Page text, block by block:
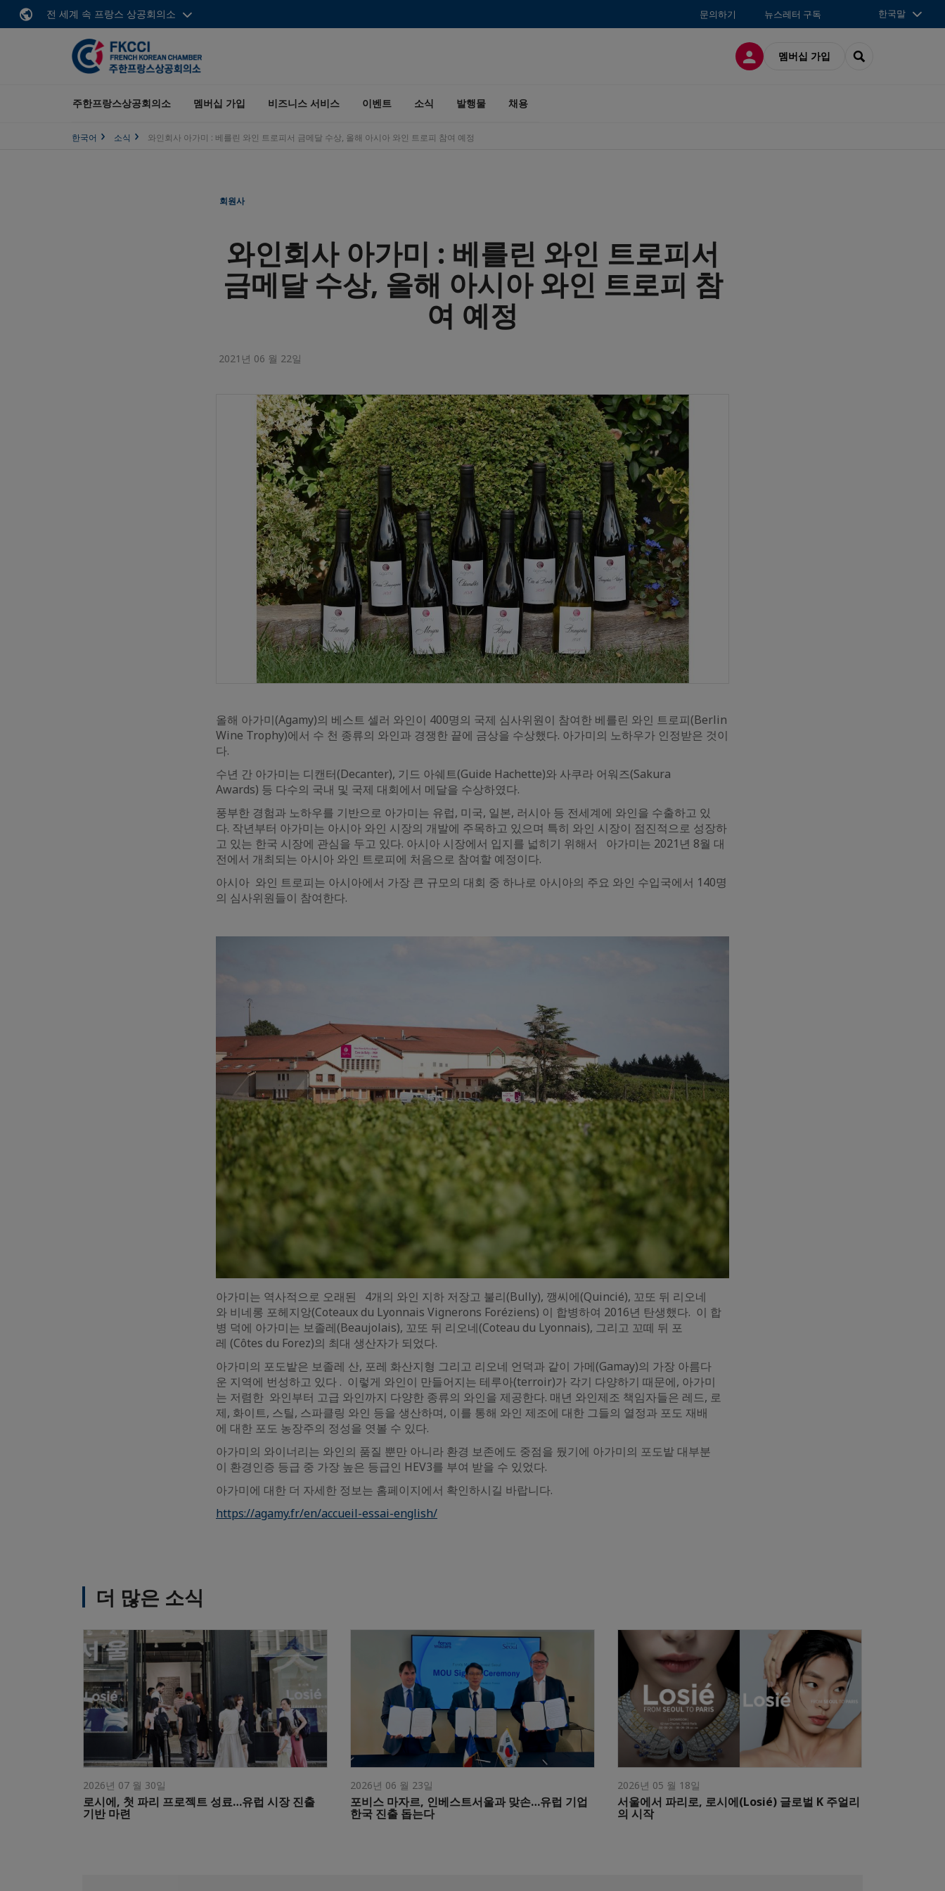
전 세계 속 프랑스 상공회의소 문의하기 뉴스레터 구독 한국말
접속 멤버십 가입 SEARCH
주한프랑스상공회의소 멤버십 가입 비즈니스 서비스 이벤트 소식 발행물 채용
한국어 소식 와인회사 아가미 : 베를린 와인 트로피서 금메달 수상, 올해 아시아 와인 트로피 참여 예정
회원사
와인회사 아가미 : 베를린 와인 트로피서
금메달 수상, 올해 아시아 와인 트로피 참
여 예정
2021년 06 월 22일
올해 아가미(Agamy)의 베스트 셀러 와인이 400명의 국제 심사위원이 참여한 베를린 와인 트로피(Berlin
Wine Trophy)에서 수 천 종류의 와인과 경쟁한 끝에 금상을 수상했다. 아가미의 노하우가 인정받은 것이
다.
수년 간 아가미는 디캔터(Decanter), 기드 아쉐트(Guide Hachette)와 사쿠라 어워즈(Sakura
Awards) 등 다수의 국내 및 국제 대회에서 메달을 수상하였다.
풍부한 경험과 노하우를 기반으로 아가미는 유럽, 미국, 일본, 러시아 등 전세계에 와인을 수출하고 있
다. 작년부터 아가미는 아시아 와인 시장의 개발에 주목하고 있으며 특히 와인 시장이 점진적으로 성장하
고 있는 한국 시장에 관심을 두고 있다. 아시아 시장에서 입지를 넓히기 위해서 아가미는 2021년 8월 대
전에서 개최되는 아시아 와인 트로피에 처음으로 참여할 예정이다.
아시아 와인 트로피는 아시아에서 가장 큰 규모의 대회 중 하나로 아시아의 주요 와인 수입국에서 140명
의 심사위원들이 참여한다.
아가미는 역사적으로 오래된 4개의 와인 지하 저장고 불리(Bully), 깽씨에(Quincié), 꼬또 뒤 리오네
와 비네롱 포헤지앙(Coteaux du Lyonnais Vignerons Foréziens) 이 합병하여 2016년 탄생했다. 이 합
병 덕에 아가미는 보졸레(Beaujolais), 꼬또 뒤 리오네(Coteau du Lyonnais), 그리고 꼬떼 뒤 포
레 (Côtes du Forez)의 최대 생산자가 되었다.
아가미의 포도밭은 보졸레 산, 포레 화산지형 그리고 리오네 언덕과 같이 가메(Gamay)의 가장 아름다
운 지역에 번성하고 있다 . 이렇게 와인이 만들어지는 테루아(terroir)가 각기 다양하기 때문에, 아가미
는 저렴한 와인부터 고급 와인까지 다양한 종류의 와인을 제공한다. 매년 와인제조 책임자들은 레드, 로
제, 화이트, 스틸, 스파클링 와인 등을 생산하며, 이를 통해 와인 제조에 대한 그들의 열정과 포도 재배
에 대한 포도 농장주의 정성을 엿볼 수 있다.
아가미의 와이너리는 와인의 품질 뿐만 아니라 환경 보존에도 중점을 뒀기에 아가미의 포도밭 대부분
이 환경인증 등급 중 가장 높은 등급인 HEV3를 부여 받을 수 있었다.
아가미에 대한 더 자세한 정보는 홈페이지에서 확인하시길 바랍니다.
https://agamy.fr/en/accueil-essai-english/
더 많은 소식
2026년 07 월 30일
로시에, 첫 파리 프로젝트 성료…유럽 시장 진출
기반 마련
2026년 06 월 23일
포비스 마자르, 인베스트서울과 맞손…유럽 기업
한국 진출 돕는다
2026년 05 월 18일
서울에서 파리로, 로시에(Losié) 글로벌 K 주얼리
의 시작